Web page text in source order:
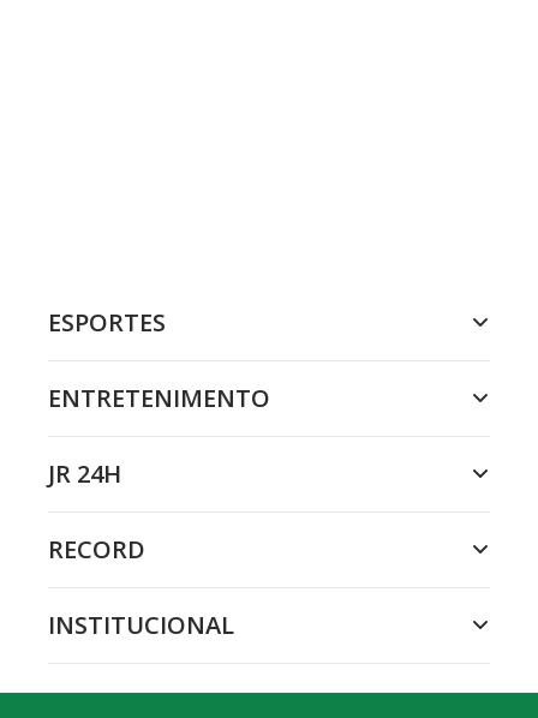
ESPORTES
ENTRETENIMENTO
JR 24H
RECORD
INSTITUCIONAL